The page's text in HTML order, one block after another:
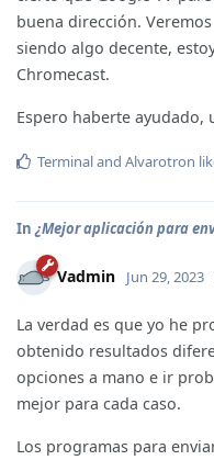
buena dirección.
siendo algo decente,
Chromecast.
Espero haberte ayudado,
Terminaland Alvarotron
In ¿Mejor aplicación para
Vadmin Jun 29, 2023
La verdad es que yo he
obtenido resultados
opciones a mano e ir
mejor para cada caso.
Los programas para